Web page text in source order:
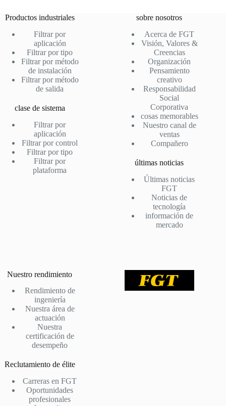
Productos industriales
Filtrar por
aplicación
Filtrar por tipo
Filtrar por método
de instalación
Filtrar por método
de salida
clase de sistema
Filtrar por
aplicación
Filtrar por control
Filtrar por tipo
Filtrar por
plataforma
sobre nosotros
Acerca de FGT
Visión, Valores &
Creencias
Organización
Pensamiento
creativo
Responsabilidad
Social
Corporativa
cosas memorables
Nuestro canal de
ventas
Compañero
últimas noticias
Últimas noticias
FGT
Noticias de
tecnología
información de
mercado
Nuestro rendimiento
Rendimiento de
ingeniería
Nuestra área de
actuación
Nuestra
certificación de
desempeño
Reclutamiento de élite
Carreras en FGT
Oportunidades
profesionales